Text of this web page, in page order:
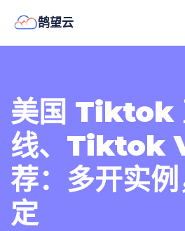
鹄望云
美国 Tiktok
线、Tiktok
荐：多开实
定